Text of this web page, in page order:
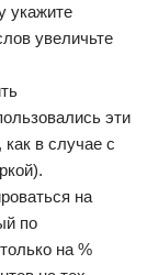
укажите
увеличьте
эти
в случае с
на
по
на %